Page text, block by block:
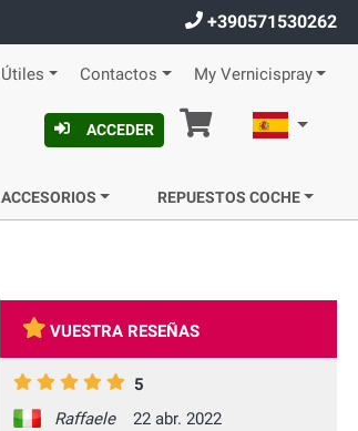
+390571530262
Útiles Contactos My Vernicispray
ACCEDER Cesta Español
ACCESORIOS REPUESTOS COCHE
VUESTRA RESEÑAS
5
Raffaele
22 abr. 2022